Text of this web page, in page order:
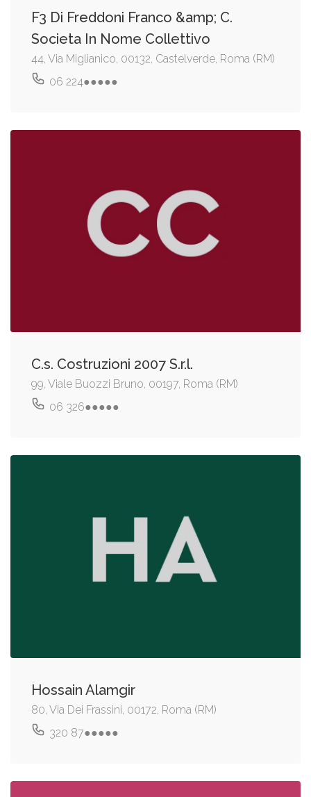
F3 Di Freddoni Franco &amp; C.
Societa In Nome Collettivo
44, Via Miglianico, 00132, Castelverde, Roma (RM)
06 224●●●●●
C.s. Costruzioni 2007 S.r.l.
99, Viale Buozzi Bruno, 00197, Roma (RM)
06 326●●●●●
Hossain Alamgir
80, Via Dei Frassini, 00172, Roma (RM)
320 87●●●●●